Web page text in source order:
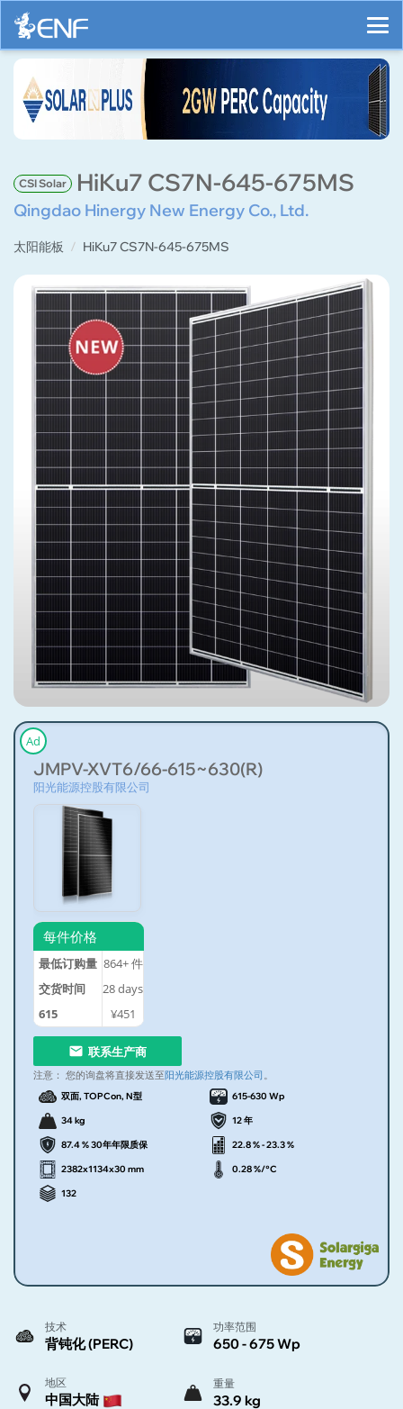
CSI Solar HiKu7 CS7N-645-675MS
Qingdao Hinergy New Energy Co., Ltd.
太阳能板 HiKu7 CS7N-645-675MS
Ad
JMPV-XVT6/66-615~630(R)
阳光能源控股有限公司
每件价格
最低订购量 864+件
交货时间
28days
615
¥451
联系生产商
注意： 您的询盘将直接发送至阳光能源控股有限公司 。
双面, TOPCon, N型 615-630 Wp
34 kg 12 年
87.4 % 30年年限质保 22.8 % - 23.3 %
2382x1134x30 mm 0.28 %/°C
132
技术
背钝化 (PERC)
功率范围
650 - 675 Wp
地区
中国大陆
重量
33.9 kg